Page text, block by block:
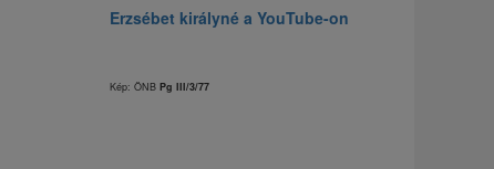
Erzsébet királyné a YouTube-on
Kép: ÖNB Pg III/3/77